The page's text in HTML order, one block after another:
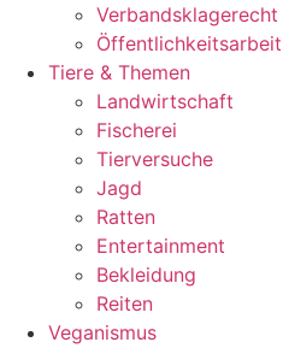
Verbandsklagerecht
Öffentlichkeitsarbeit
Tiere & Themen
Landwirtschaft
Fischerei
Tierversuche
Jagd
Ratten
Entertainment
Bekleidung
Reiten
Veganismus